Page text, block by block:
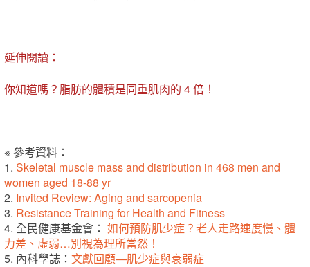
延伸閱讀：
你知道嗎？脂肪的體積是同重肌肉的 4 倍！
※ 參考資料：
1. Skeletal muscle mass and distribution in 468 men and
women aged 18-88 yr
2. Invited Review: Aging and sarcopenia
3. Resistance Training for Health and Fitness
4. 全民健康基金會： 如何預防肌少症？老人走路速度慢、體
力差、虛弱…別視為理所當然！
5. 內科學誌： 文獻回顧—肌少症與衰弱症